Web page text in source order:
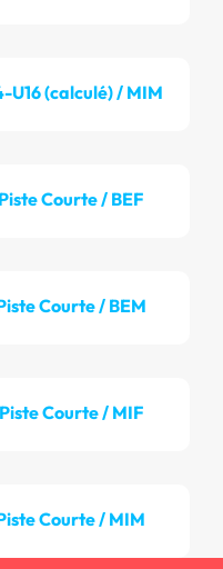
U16 (calculé) / MIM
Courte / BEF
Courte / BEM
Courte / MIF
Courte / MIM